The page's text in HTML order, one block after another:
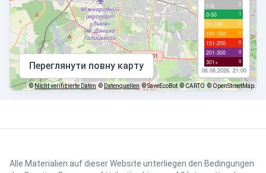
с/д 2
0-50 1
51-100 0
101-150 0
151-200 0
201-300 0
301+ 0
06.08.2026, 21:00
Переглянути повну карту
© Nicht verifizierte Daten © Datenquellen © SaveEcoBot © CARTO © OpenStreetMap
Alle Materialien auf dieser Website unterliegen den Bedingungen